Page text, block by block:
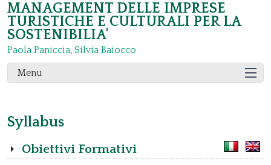
MANAGEMENT DELLE IMPRESE
TURISTICHE E CULTURALI PER LA
SOSTENIBILIA'
Paola Paniccia, Silvia Baiocco
Menu
Syllabus
Obiettivi Formativi